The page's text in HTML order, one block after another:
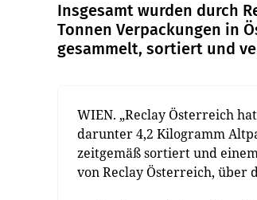
Insgesamt wurden durch
Tonnen Verpackungen in
gesammelt, sortiert und
WIEN. „Reclay Österreich
darunter 4,2 Kilogramm
zeitgemäß sortiert und
von Reclay Österreich, über